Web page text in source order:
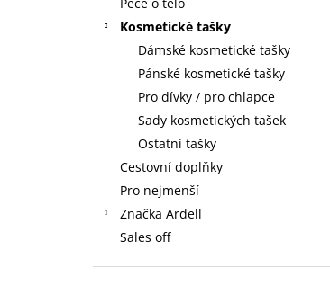
Kosmetické tašky
Dámské kosmetické tašky
Pánské kosmetické tašky
Pro dívky / pro chlapce
Sady kosmetických tašek
Ostatní tašky
Cestovní doplňky
Pro nejmenší
Značka Ardell
Sales off
HOUBIČKA NA MAKE-UP, KULATÁ